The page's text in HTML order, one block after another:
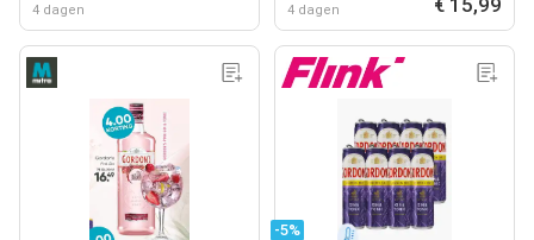
4 dagen 4 dagen
-5%